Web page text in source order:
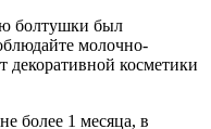
болтушки был
молочно-
декоративной косметики
более 1 месяца, в